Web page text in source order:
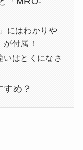
にはわかりや
付属！
いはとくになさ
すめ？